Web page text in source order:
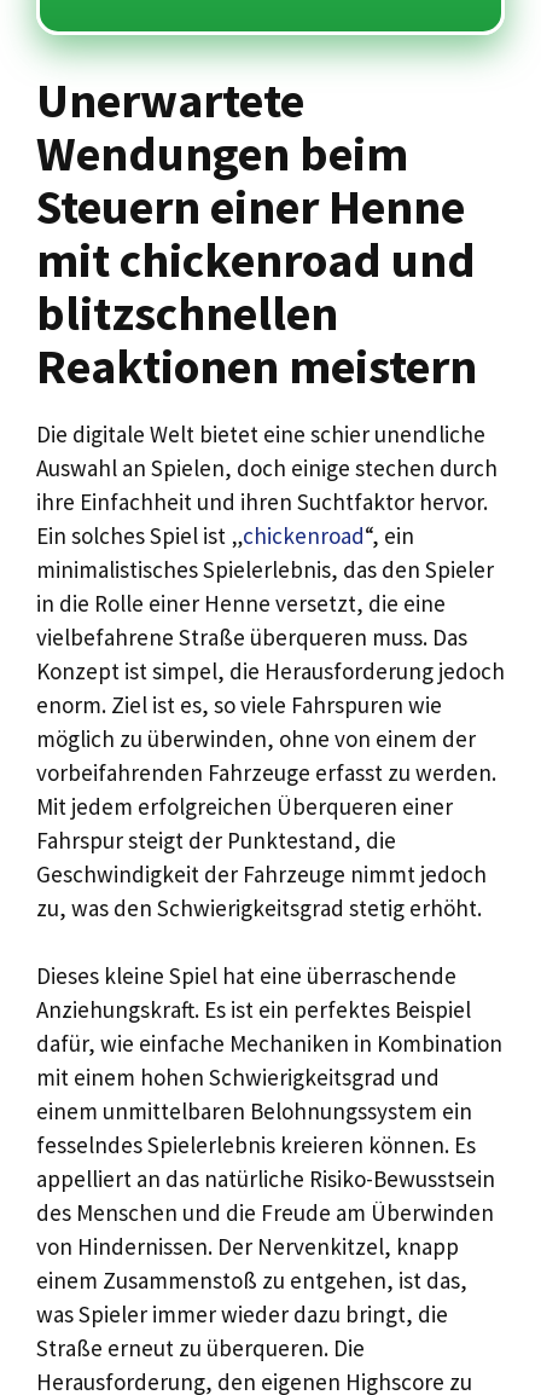
Unerwartete
Wendungen beim
Steuern einer Henne
mit chickenroad und
blitzschnellen
Reaktionen meistern
Die digitale Welt bietet eine schier unendliche
Auswahl an Spielen, doch einige stechen durch
ihre Einfachheit und ihren Suchtfaktor hervor.
Ein solches Spiel ist „chickenroad“, ein
minimalistisches Spielerlebnis, das den Spieler
in die Rolle einer Henne versetzt, die eine
vielbefahrene Straße überqueren muss. Das
Konzept ist simpel, die Herausforderung jedoch
enorm. Ziel ist es, so viele Fahrspuren wie
möglich zu überwinden, ohne von einem der
vorbeifahrenden Fahrzeuge erfasst zu werden.
Mit jedem erfolgreichen Überqueren einer
Fahrspur steigt der Punktestand, die
Geschwindigkeit der Fahrzeuge nimmt jedoch
zu, was den Schwierigkeitsgrad stetig erhöht.
Dieses kleine Spiel hat eine überraschende
Anziehungskraft. Es ist ein perfektes Beispiel
dafür, wie einfache Mechaniken in Kombination
mit einem hohen Schwierigkeitsgrad und
einem unmittelbaren Belohnungssystem ein
fesselndes Spielerlebnis kreieren können. Es
appelliert an das natürliche Risiko-Bewusstsein
des Menschen und die Freude am Überwinden
von Hindernissen. Der Nervenkitzel, knapp
einem Zusammenstoß zu entgehen, ist das,
was Spieler immer wieder dazu bringt, die
Straße erneut zu überqueren. Die
Herausforderung, den eigenen Highscore zu